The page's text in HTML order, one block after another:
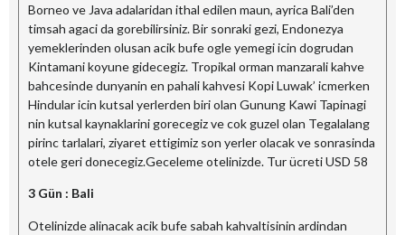
Borneo ve Java adalaridan ithal edilen maun, ayrica Bali’den
timsah agaci da gorebilirsiniz. Bir sonraki gezi, Endonezya
yemeklerinden olusan acik bufe ogle yemegi icin dogrudan
Kintamani koyune gidecegiz. Tropikal orman manzarali kahve
bahcesinde dunyanin en pahali kahvesi Kopi Luwak’ icmerken
Hindular icin kutsal yerlerden biri olan Gunung Kawi Tapinagi
nin kutsal kaynaklarini gorecegiz ve cok guzel olan Tegalalang
pirinc tarlalari, ziyaret ettigimiz son yerler olacak ve sonrasinda
otele geri donecegiz.Geceleme otelinizde. Tur ücreti USD 58
3 Gün : Bali
Otelinizde alinacak acik bufe sabah kahvaltisinin ardindan